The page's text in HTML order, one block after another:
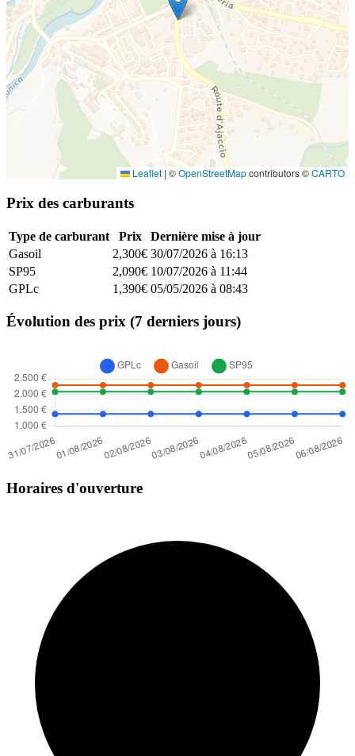
Leaflet | ©OpenStreetMapcontributors ©CARTO
Prix des carburants
Type de carburant Prix
Dernière mise à jour
Gasoil
2,300€ 30/07/2026 à 16:13
SP95
2,090€ 10/07/2026 à 11:44
GPLc
1,390€ 05/05/2026 à 08:43
Évolution des prix (7 derniers jours)
Horaires d'ouverture